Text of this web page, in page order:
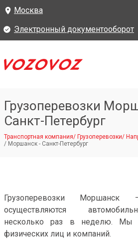
Москва
Электронный документооборот
Грузоперевозки
Санкт-Петербург
Транспортная компания/ Грузоперевозки/
/ Моршанск - Санкт-Петербург
Грузоперевозки Моршанск
осуществляются
несколько раз в неделю. Мы
физических лиц и компаний.